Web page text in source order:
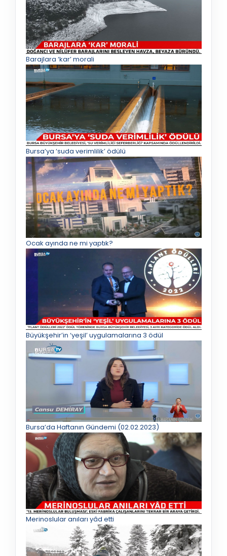
Barajlara ‘kar’ morali
Bursa’ya ‘suda verimlilik’ ödülü
Ocak ayında ne mi yaptık?
Büyükşehir’in ‘yeşil’ uygulamalarına 3 ödül
Bursa’da Haftanın Gündemi (02.02.2023)
Merinoslular anıları yâd etti